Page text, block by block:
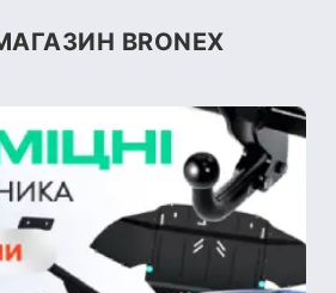
BRONEX